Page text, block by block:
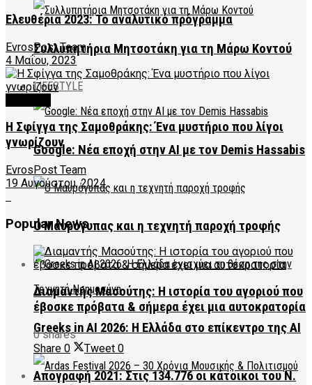
Συλλυπητήρια Μητσοτάκη για τη Μάρω Κοντού
LIFESTYLE
Google: Νέα εποχή στην AI με τον Demis Hassabis
Ο Μαυρόγυπας και η τεχνητή παροχή τροφής
Greeks in AI 2026: Η Ελλάδα στο επίκεντρο της AI
Ελευθέρια 2023: Το αναλυτικό πρόγραμμα
EvrosPost Team
4 Μαΐου, 2023
Η Σφίγγα της Σαμοθράκης: Ένα μυστήριο που λίγοι
γνωρίζουν
EvrosPost Team
19 Αυγούστου, 2024
Popular News
Διαμαντής Μασούτης: Η ιστορία του αγοριού που
έβοσκε πρόβατα & σήμερα έχει μια αυτοκρατορία
0 shares
Share 0 Tweet 0
Απογραφή 2021: Στις 134.776 οι κάτοικοι του Ν.